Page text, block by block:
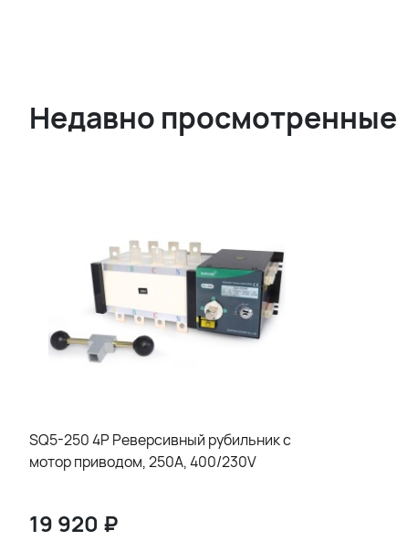
Недавно просмотренные
SQ5-250 4P Реверсивный рубильник с
мотор приводом, 250A, 400/230V
19 920 ₽